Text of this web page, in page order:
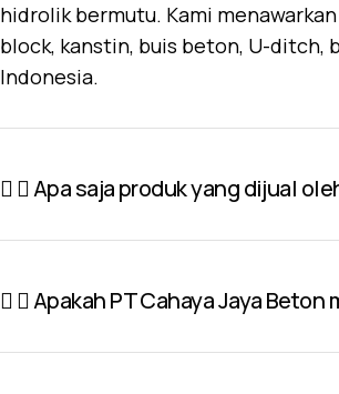
hidrolik bermutu. Kami
block, kanstin, buis beton, U-ditch,
Indonesia.
Apa saja produk yang dijual
Apakah PT Cahaya Jaya